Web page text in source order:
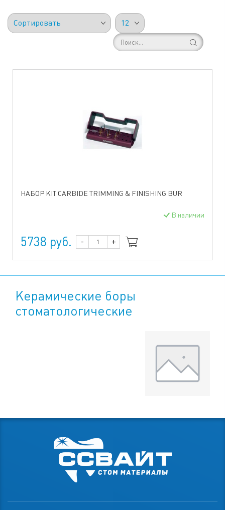
НАБОР KIT CARBIDE TRIMMING & FINISHING BUR
В наличии
5738 руб. - +
Керамические боры
стоматологические